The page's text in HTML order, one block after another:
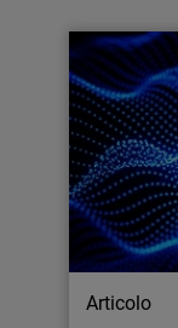
Articolo